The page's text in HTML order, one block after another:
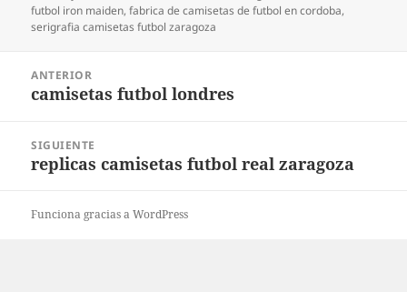
el
futbol iron maiden,fabrica de camisetas de futbol en cordoba,
serigrafia camisetas futbol zaragoza
entradas
ANTERIOR
Entrada
camisetas futbol londres
SIGUIENTE
Entrada
replicas camisetas futbol real zaragoza
Funciona gracias a WordPress